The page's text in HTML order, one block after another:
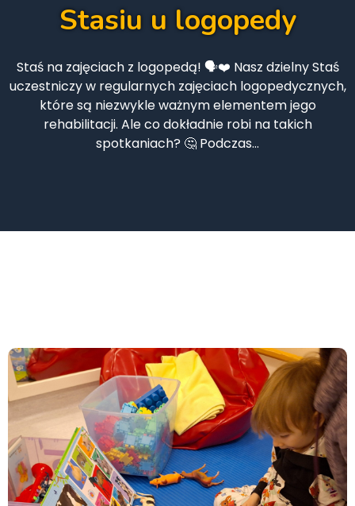
Stasiu u logopedy
Staś na zajęciach z logopedą! 🗣️❤️ Nasz dzielny Staś
uczestniczy w regularnych zajęciach logopedycznych,
które są niezwykle ważnym elementem jego
rehabilitacji. Ale co dokładnie robi na takich
spotkaniach? 🤔 Podczas…